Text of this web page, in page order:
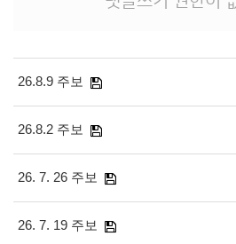
26.8.9 주보
26.8.2 주보
26. 7. 26 주보
26. 7. 19 주보